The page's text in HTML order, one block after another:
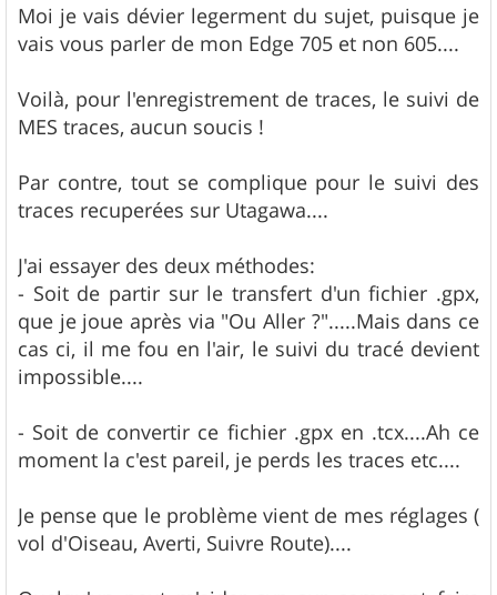
s
s
a
Moi je vais dévier legerment du sujet, puisque je
vais vous parler de mon Edge 705 et non 605....
Voilà, pour l'enregistrement de traces, le suivi de
MES traces, aucun soucis !
Par contre, tout se complique pour le suivi des
traces recuperées sur Utagawa....
J'ai essayer des deux méthodes:
- Soit de partir sur le transfert d'un fichier .gpx,
que je joue après via "Ou Aller ?".....Mais dans ce
cas ci, il me fou en l'air, le suivi du tracé devient
impossible....
- Soit de convertir ce fichier .gpx en .tcx....Ah ce
moment la c'est pareil, je perds les traces etc....
Je pense que le problème vient de mes réglages (
vol d'Oiseau, Averti, Suivre Route)....